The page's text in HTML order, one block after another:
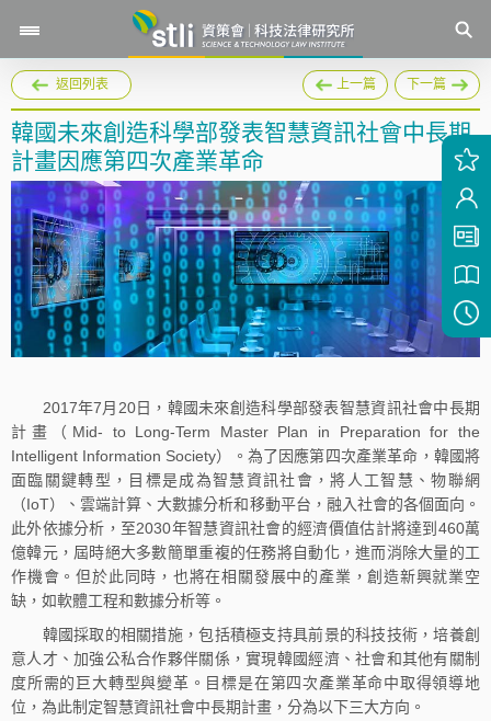
返回列表 上一篇 下一篇
韓國未來創造科學部發表智慧資訊社會中長期
計畫因應第四次產業革命
2017年7月20日，韓國未來創造科學部發表智慧資訊社會中長期
計畫（Mid- to Long-Term Master Plan in Preparation for the
Intelligent Information Society）。為了因應第四次產業革命，韓國將
面臨關鍵轉型，目標是成為智慧資訊社會，將人工智慧、物聯網
（IoT）、雲端計算、大數據分析和移動平台，融入社會的各個面向。
此外依據分析，至2030年智慧資訊社會的經濟價值估計將達到460萬
億韓元，屆時絕大多數簡單重複的任務將自動化，進而消除大量的工
作機會。但於此同時，也將在相關發展中的產業，創造新興就業空
缺，如軟體工程和數據分析等。
韓國採取的相關措施，包括積極支持具前景的科技技術，培養創
意人才、加強公私合作夥伴關係，實現韓國經濟、社會和其他有關制
度所需的巨大轉型與變革。目標是在第四次產業革命中取得領導地
位，為此制定智慧資訊社會中長期計畫，分為以下三大方向。